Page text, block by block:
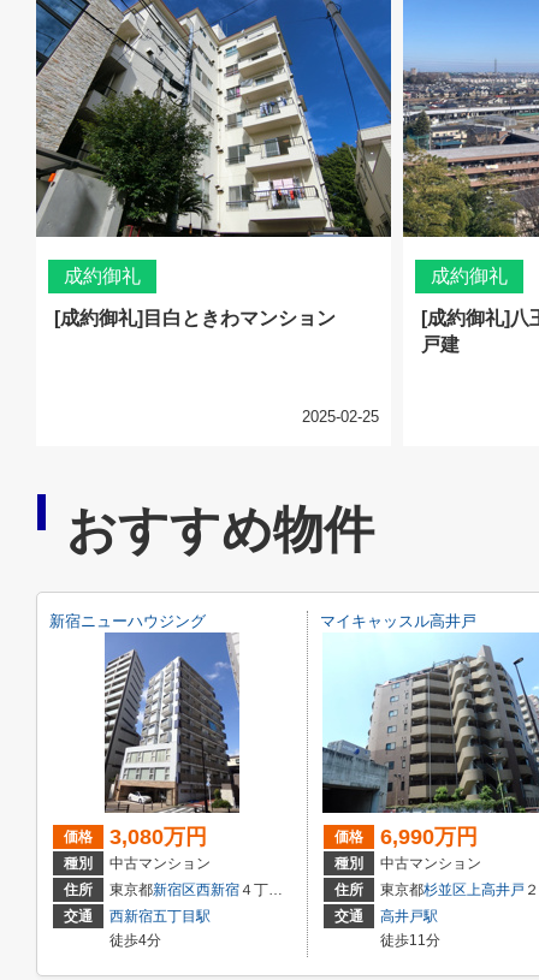
成約御礼
[成約御礼]目白ときわマンション
2025-02-25
成約御礼
[成約御礼]八
戸建
おすすめ物件
新宿ニューハウジング
価格 3,080万円
種別
中古マンション
住所
東京都新宿区西新宿４丁目２１－１６
交通
西新宿五丁目駅
徒歩4分
マイキャッスル高井戸
価格 6,990万円
種別
中古マンション
住所
東京都杉並区 上高井戸 ２丁目2-34
交通
高井戸駅
徒歩11分